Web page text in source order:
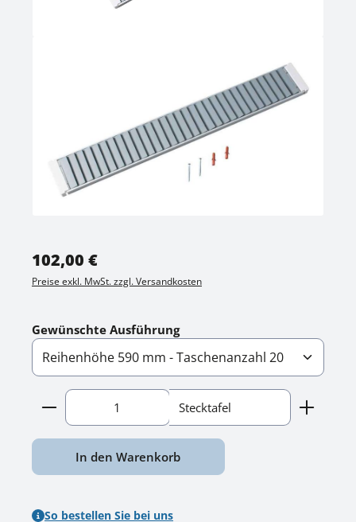
Regulärer Preis:
102,00 €
Preise exkl. MwSt. zzgl. Versandkosten
Gewünschte Ausführungauswählen
Produkt Anzahl: Gib den gewünschten Wert
Stecktafel
In den Warenkorb
So bestellen Sie bei uns